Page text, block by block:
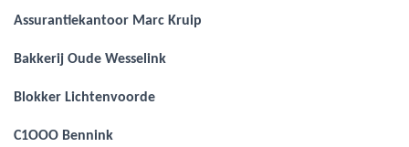
Assurantiekantoor Marc Kruip
Bakkerij Oude Wesselink
Blokker Lichtenvoorde
C1OOO Bennink